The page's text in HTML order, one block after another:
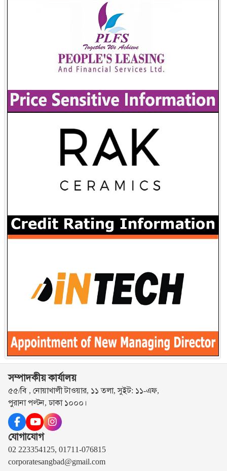
সম্পাদকীয় কার্যালয়
৫৫/বি , নোয়াখালী টাওয়ার, ১১ তলা, সুইট: ১১-এফ,
পুরানা পল্টন, ঢাকা ১০০০।
যোগাযোগ
02 223354125, 01711-076815
corporatesangbad@gmail.com